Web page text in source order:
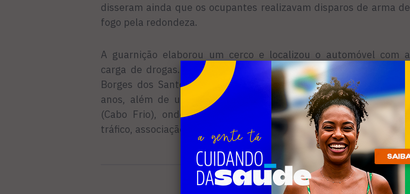
disseram ainda que os ocupantes realizavam disparos de arma de
fogo pela redondeza.
A guarnição elaborou um cerco e localizou o automóvel com a
carga de drogas. Todos os envolvidos - Matheus da Silva Soares
Borges dos Santos e Wesley Moraes dos Santos, ambos com 18
anos, além de um menor, foram encaminhados para a 126ª DP
(Cabo Frio), onde ficaram presos por terem sido autuados por
tráfico, associação ao tráfico e porte ilegal de arma de uso restrito.